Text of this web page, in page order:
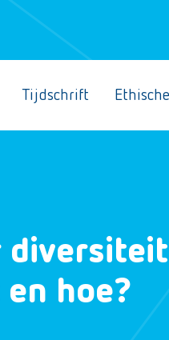
Tijdschrift
hoe?